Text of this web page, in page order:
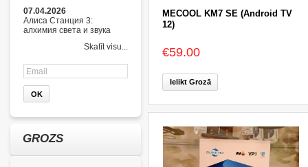
07.04.2026
Алиса Станция 3:
алхимия света и звука
Skatīt visu...
GROZS
MECOOL KM7 SE (Android TV
12)
€59.00
Ielikt Grozā